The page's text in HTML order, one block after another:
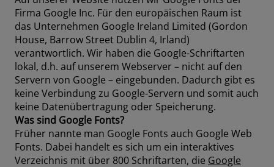
Firma Google Inc. Für den europäischen Raum ist
das Unternehmen Google Ireland Limited (Gordon
House, Barrow Street Dublin 4, Irland)
verantwortlich. Wir haben die Google-Schriftarten
lokal, d.h. auf unserem Webserver – nicht auf den
Servern von Google – eingebunden. Dadurch gibt es
keine Verbindung zu Google-Servern und somit auch
keine Datenübertragung oder Speicherung.
Was sind Google Fonts?
Früher nannte man Google Fonts auch Google Web
Fonts. Dabei handelt es sich um ein interaktives
Verzeichnis mit über 800 Schriftarten, die Google